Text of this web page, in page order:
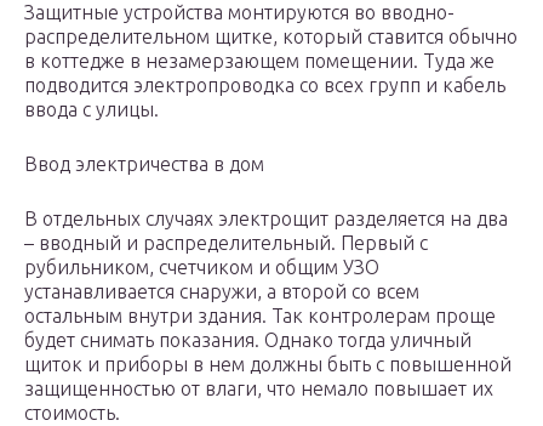
Защитные устройства монтируются во вводно-
распределительном щитке, который ставится обычно
в коттедже в незамерзающем помещении. Туда же
подводится электропроводка со всех групп и кабель
ввода с улицы.
Ввод электричества в дом
В отдельных случаях электрощит разделяется на два
– вводный и распределительный. Первый с
рубильником, счетчиком и общим УЗО
устанавливается снаружи, а второй со всем
остальным внутри здания. Так контролерам проще
будет снимать показания. Однако тогда уличный
щиток и приборы в нем должны быть с повышенной
защищенностью от влаги, что немало повышает их
стоимость.